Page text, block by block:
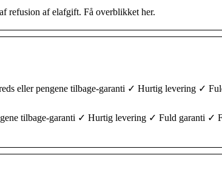
refusion af elafgift. Få overblikket her.
eller pengene tilbage-garanti ✓ Hurtig levering ✓
tilbage-garanti ✓ Hurtig levering ✓ Fuld garanti ✓